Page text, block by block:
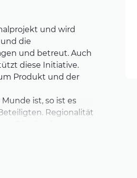
und wird
die
und betreut. Auch
diese Initiative.
Produkt und der
ist, so ist es
Regionalität
die lokale wie